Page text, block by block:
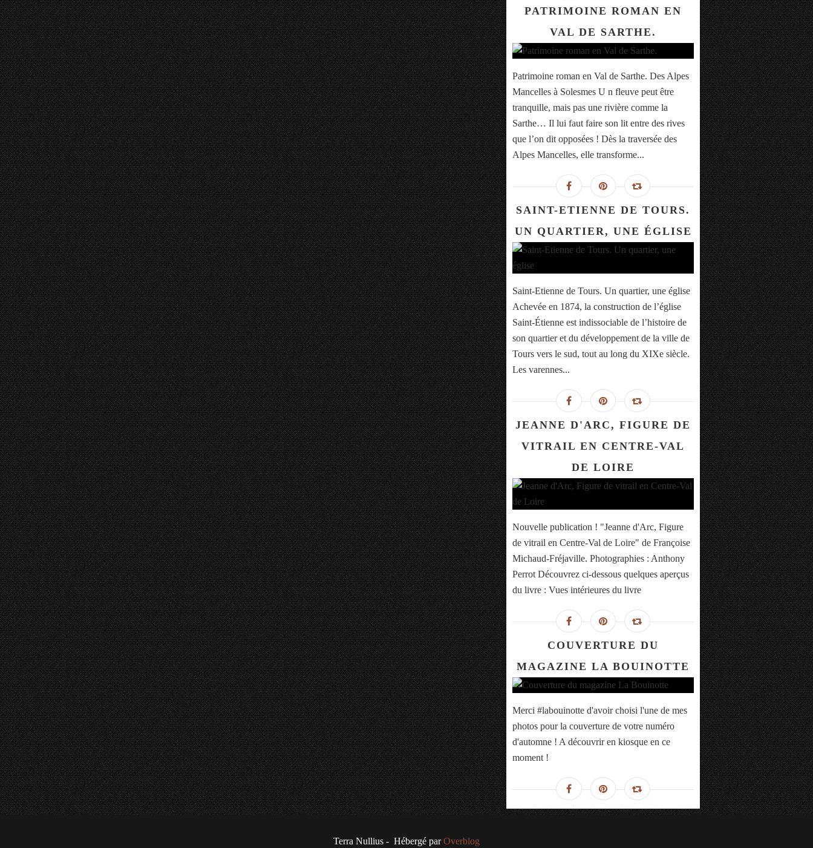
PATRIMOINE ROMAN EN
VAL DE SARTHE.
Patrimoine roman en Val de Sarthe. Des Alpes
Mancelles à Solesmes U n fleuve peut être
tranquille, mais pas une rivière comme la
Sarthe… Il lui faut faire son lit entre des rives
que l’on dit opposées ! Dès la traversée des
Alpes Mancelles, elle transforme...
SAINT-ETIENNE DE TOURS.
UN QUARTIER, UNE ÉGLISE
Saint-Etienne de Tours. Un quartier, une église
Achevée en 1874, la construction de l’église
Saint-Étienne est indissociable de l’histoire de
son quartier et du développement de la ville de
Tours vers le sud, tout au long du XIXe siècle.
Les varennes...
JEANNE D'ARC, FIGURE DE
VITRAIL EN CENTRE-VAL
DE LOIRE
Nouvelle publication ! "Jeanne d'Arc, Figure
de vitrail en Centre-Val de Loire" de Françoise
Michaud-Fréjaville. Photographies : Anthony
Perrot Découvrez ci-dessous quelques aperçus
du livre : Vues intérieures du livre
COUVERTURE DU
MAGAZINE LA BOUINOTTE
Merci #labouinotte d'avoir choisi l'une de mes
photos pour la couverture de votre numéro
d'automne ! A découvrir en kiosque en ce
moment !
Terra Nullius - Hébergé parOverblog